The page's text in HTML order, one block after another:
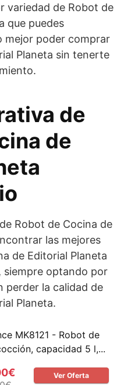
variedad de Robot de
que puedes
mejor poder comprar
Planeta sin tenerte
de
de
Robot de Cocina de
las mejores
de Editorial Planeta
siempre optando por
perder la calidad de
Planeta.
MK8121 - Robot de
capacidad 5 l,...
Ver Oferta